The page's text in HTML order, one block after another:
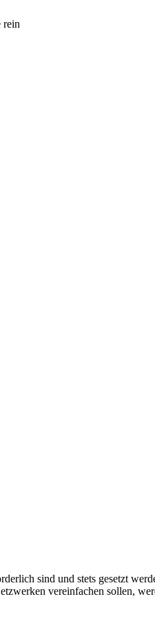
rein
sind und stets gesetzt
vereinfachen sollen,